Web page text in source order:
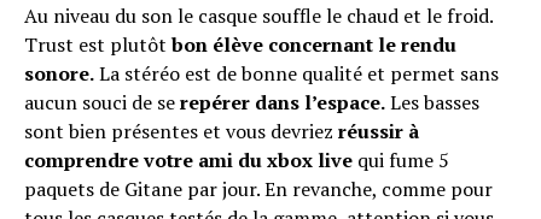
Au niveau du son le casque souffle le chaud et le froid.
Trust est plutôtbon élève concernant le rendu
sonore.La stéréo est de bonne qualité et permet sans
aucun souci de serepérer dans l’espace.Les basses
sont bien présentes et vous devriez réussir à
comprendre votre ami du xbox live qui fume 5
paquets de Gitane par jour. En revanche, comme pour